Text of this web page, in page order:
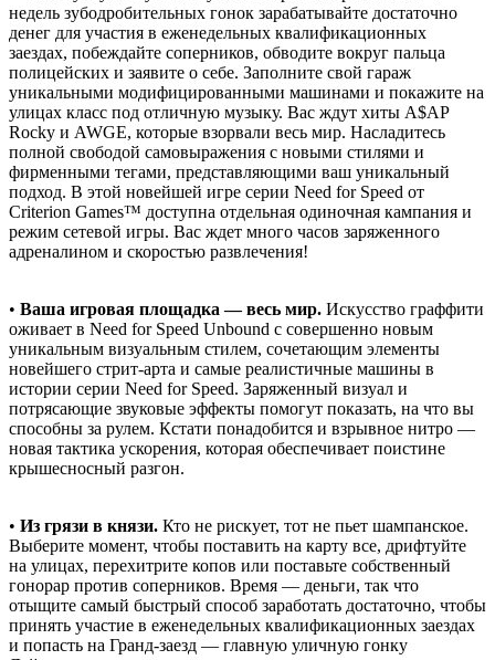
недель зубодробительных гонок зарабатывайте достаточно
денег для участия в еженедельных квалификационных
заездах, побеждайте соперников, обводите вокруг пальца
полицейских и заявите о себе. Заполните свой гараж
уникальными модифицированными машинами и покажите на
улицах класс под отличную музыку. Вас ждут хиты A$AP
Rocky и AWGE, которые взорвали весь мир. Насладитесь
полной свободой самовыражения с новыми стилями и
фирменными тегами, представляющими ваш уникальный
подход. В этой новейшей игре серии Need for Speed от
Criterion Games™ доступна отдельная одиночная кампания и
режим сетевой игры. Вас ждет много часов заряженного
адреналином и скоростью развлечения!
• Ваша игровая площадка — весь мир. Искусство граффити
оживает в Need for Speed Unbound с совершенно новым
уникальным визуальным стилем, сочетающим элементы
новейшего стрит-арта и самые реалистичные машины в
истории серии Need for Speed. Заряженный визуал и
потрясающие звуковые эффекты помогут показать, на что вы
способны за рулем. Кстати понадобится и взрывное нитро —
новая тактика ускорения, которая обеспечивает поистине
крышесносный разгон.
• Из грязи в князи. Кто не рискует, тот не пьет шампанское.
Выберите момент, чтобы поставить на карту все, дрифтуйте
на улицах, перехитрите копов или поставьте собственный
гонорар против соперников. Время — деньги, так что
отыщите самый быстрый способ заработать достаточно, чтобы
принять участие в еженедельных квалификационных заездах
и попасть на Гранд-заезд — главную уличную гонку